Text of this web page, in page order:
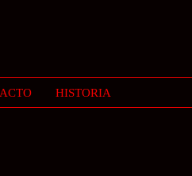
HISTORIA